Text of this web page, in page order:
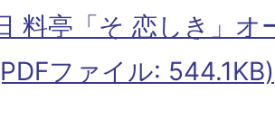
料亭「そ 恋しき」オ
ファイル: 544.1KB)